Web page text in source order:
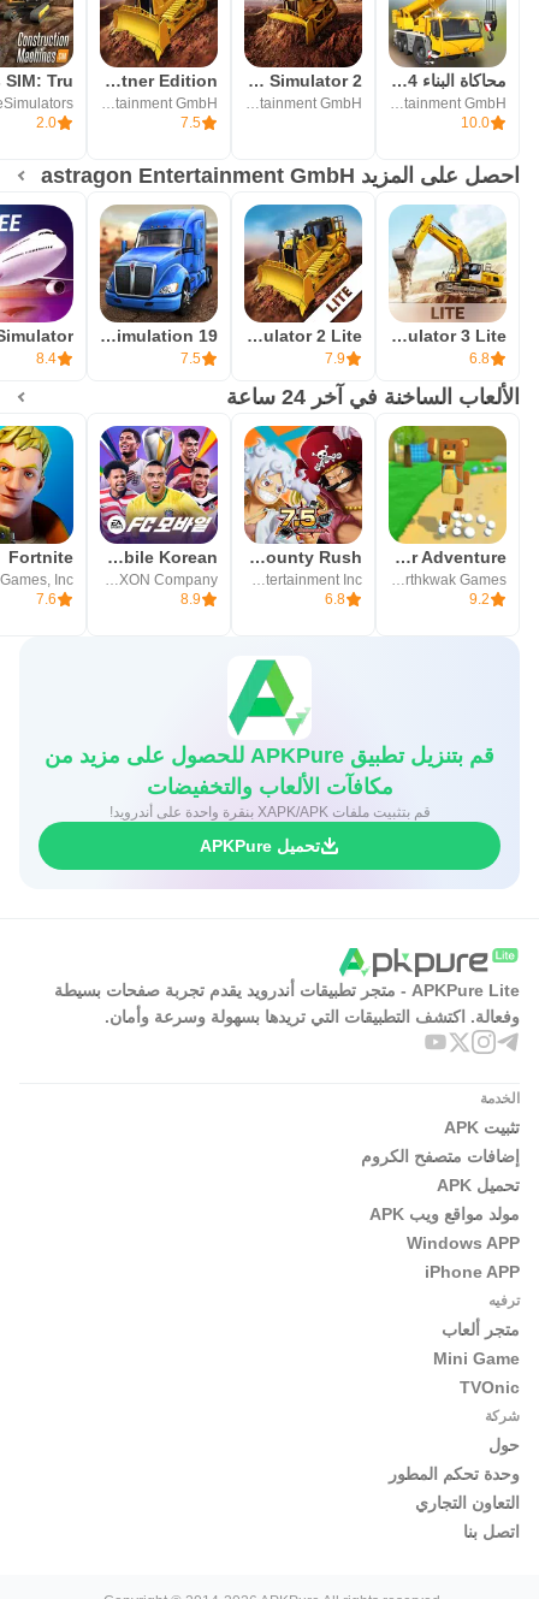
محاكاة البناء 2014
astragon Entertainment GmbH
10.0
Construction Simulator 2
astragon Entertainment GmbH
CS2 - Partner Edition
astragon Entertainment GmbH
7.5
2.0
احصل على المزيد astragon Entertainment GmbH
Construction Simulator 3 Lite
6.8
Construction Simulator 2 Lite
7.9
Truck Simulation 19
7.5
8.4
الألعاب الساخنة في آخر 24 ساعة
Super Bear Adventure
Earthkwak Games
9.2
ONE PIECE Bounty Rush
Bandai Namco Entertainment Inc.
6.8
FIFA Mobile Korean
NEXON Company
8.9
Fortnite
Inc
7.6
قم بتنزيل تطبيق APKPure للحصول على مزيد من
مكافآت الألعاب والتخفيضات
قم بتثبيت ملفات XAPK/APK بنقرة واحدة على أندرويد!
تحميل APKPure
APKPure Lite - متجر تطبيقات أندرويد يقدم تجربة صفحات بسيطة
وفعالة. اكتشف التطبيقات التي تريدها بسهولة وسرعة وأمان.
الخدمة
تثبيت APK
إضافات متصفح الكروم
تحميل APK
مولد مواقع ويب APK
Windows APP
iPhone APP
ترفيه
متجر ألعاب
Mini Game
TVOnic
شركة
حول
وحدة تحكم المطور
التعاون التجاري
اتصل بنا